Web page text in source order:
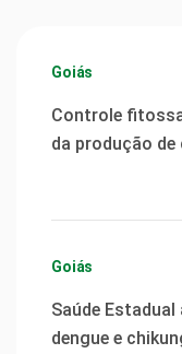
Goiás
Controle
da produção
Goiás
Saúde
dengue e